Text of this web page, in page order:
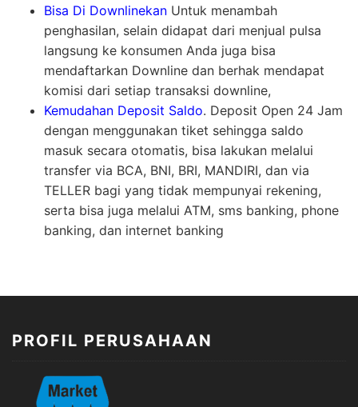
Bisa Di Downlinekan Untuk menambah
penghasilan, selain didapat dari menjual pulsa
langsung ke konsumen Anda juga bisa
mendaftarkan Downline dan berhak mendapat
komisi dari setiap transaksi downline,
Kemudahan Deposit Saldo. Deposit Open 24 Jam
dengan menggunakan tiket sehingga saldo
masuk secara otomatis, bisa lakukan melalui
transfer via BCA, BNI, BRI, MANDIRI, dan via
TELLER bagi yang tidak mempunyai rekening,
serta bisa juga melalui ATM, sms banking, phone
banking, dan internet banking
PROFIL PERUSAHAAN